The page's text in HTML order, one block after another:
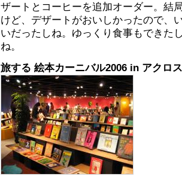
ザートとコーヒーを追加オーダー。結
けど、デザートがおいしかったので、
いだったしね。ゆっくり食事もできた
ね。
旅する 絵本カーニバル2006 in アクロス